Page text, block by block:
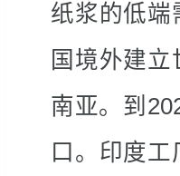
纸浆的低端
国境外建
南亚。到
口。印度